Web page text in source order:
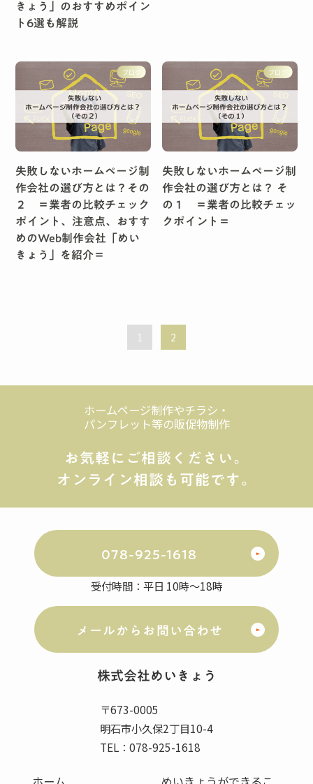
きょう」のおすすめポイン
ト6選も解説
ブログ
失敗しないホームページ制
作会社の選び方とは？その
２ ＝業者の比較チェック
ポイント、注意点、おすす
めのWeb制作会社「めい
きょう」を紹介＝
ブログ
失敗しないホームページ制
作会社の選び方とは？ そ
の１ ＝業者の比較チェッ
クポイント＝
1 2
ホームページ制作やチラシ・
パンフレット等の販促物制作
お気軽にご相談ください。
オンライン相談も可能です。
078-925-1618
受付時間：平日 10時～18時
メールからお問い合わせ
株式会社めいきょう
〒673-0005
明石市小久保2丁目10-4
TEL：078-925-1618